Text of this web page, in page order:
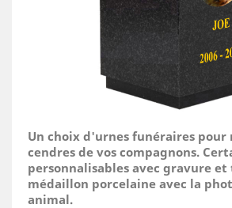
Un choix d'urnes funéraires
cendres de vos compagnons.
personnalisables avec gravure
médaillon porcelaine avec la
animal.